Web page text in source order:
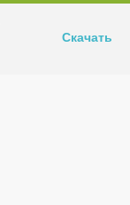
Скачать